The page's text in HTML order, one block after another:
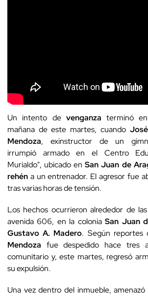
Un intento de venganza terminó
mañana de este martes, cuando
Mendoza, exinstructor de un
irrumpió armado en el Centro
Murialdo", ubicado enSan Juan de
rehén a un entrenador. El agresor fue
tras varias horas de tensión.
Los hechos ocurrieron alrededor de las
avenida 606, en la coloniaSan Juan
Gustavo A. Madero. Según reportes
Mendoza fue despedido hace tres
comunitario y, este martes, regresó
su expulsión.
Una vez dentro del inmueble,